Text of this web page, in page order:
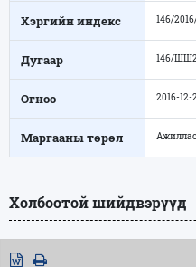
Хэргийн индекс 146/
Дугаар 146/
Огноо 2016-12-
Маргааны төрөл
Холбоотой шийдвэрүүд